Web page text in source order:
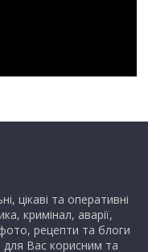
цікаві та оперативні
кримінал, аварії,
рецепти та блоги
Вас корисним та